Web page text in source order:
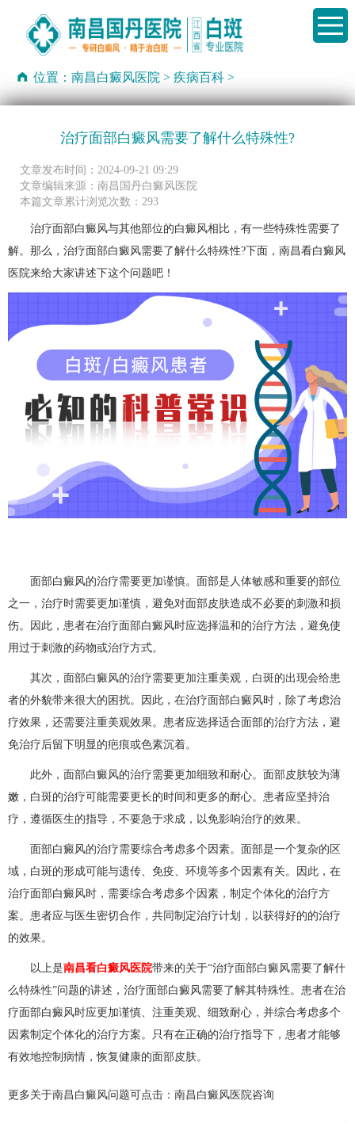
位置：南昌白癜风医院 >疾病百科 >
治疗面部白癜风需要了解什么特殊性?
文章发布时间：2024-09-21 09:29
文章编辑来源：南昌国丹白癜风医院
本篇文章累计浏览次数：293
治疗面部白癜风与其他部位的白癜风相比，有一些特殊性需要了
解。那么，治疗面部白癜风需要了解什么特殊性?下面，南昌看白癜风
医院来给大家讲述下这个问题吧！
面部白癜风的治疗需要更加谨慎。面部是人体敏感和重要的部位
之一，治疗时需要更加谨慎，避免对面部皮肤造成不必要的刺激和损
伤。因此，患者在治疗面部白癜风时应选择温和的治疗方法，避免使
用过于刺激的药物或治疗方式。
其次，面部白癜风的治疗需要更加注重美观，白斑的出现会给患
者的外貌带来很大的困扰。因此，在治疗面部白癜风时，除了考虑治
疗效果，还需要注重美观效果。患者应选择适合面部的治疗方法，避
免治疗后留下明显的疤痕或色素沉着。
此外，面部白癜风的治疗需要更加细致和耐心。面部皮肤较为薄
嫩，白斑的治疗可能需要更长的时间和更多的耐心。患者应坚持治
疗，遵循医生的指导，不要急于求成，以免影响治疗的效果。
面部白癜风的治疗需要综合考虑多个因素。面部是一个复杂的区
域，白斑的形成可能与遗传、免疫、环境等多个因素有关。因此，在
治疗面部白癜风时，需要综合考虑多个因素，制定个体化的治疗方
案。患者应与医生密切合作，共同制定治疗计划，以获得好的的治疗
的效果。
以上是南昌看白癜风医院带来的关于“治疗面部白癜风需要了解什
么特殊性”问题的讲述，治疗面部白癜风需要了解其特殊性。患者在治
疗面部白癜风时应更加谨慎、注重美观、细致耐心，并综合考虑多个
因素制定个体化的治疗方案。只有在正确的治疗指导下，患者才能够
有效地控制病情，恢复健康的面部皮肤。
更多关于南昌白癜风问题可点击： 南昌白癜风医院咨询